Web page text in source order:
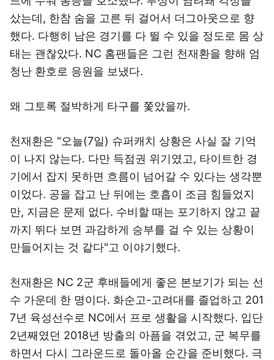
샀는데, 한참 숨을 고른 뒤 걸어서 더그아웃으로 향
했다. 다행히 남은 경기를 다 뛸 수 있을 정도로 몸 상
태는 괜찮았다. NC 홈팬들은 그런 천재환을 향해 엄
청난 환호로 응원을 보냈다.
왜 그토록 절박하게 타구를 쫓았을까.
천재환은 "오늘(7일) 슈퍼캐치 상황은 사실 잘 기억
이 나지 않는다. 다만 득점권 위기였고, 타이트한 경
기에서 잡지 못하면 흐름이 넘어갈 수 있다는 생각뿐
이었다. 공을 잡고 난 뒤에는 호흡이 조금 힘들었지
만, 지금은 문제 없다. 수비할 때는 포기하지 않고 끝
까지 뛰다 보면 과감하게 승부를 걸 수 있는 상황이
만들어지는 것 같다"고 이야기했다.
천재환은 NC 2군 후배들에게 좋은 본보기가 되는 선
수 가운데 한 명이다. 화순고-고려대를 졸업하고 201
7년 육성선수로 NC에서 프로 생활을 시작했다. 입단
2년째였던 2018년 방출의 아픔을 겪었고, 군 복무를
하면서 다시 그라운드로 돌아올 순간을 준비했다. 극